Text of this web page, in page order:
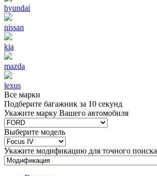
hyundai
nissan
kia
mazda
lexus
Все марки
Подберите багажник за 10 секунд
Укажите марку Вашего автомобиля
Выберите модель
Укажите модификацию для точного поиска